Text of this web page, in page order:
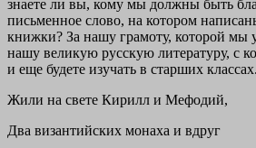
знаете ли вы, кому мы должны быть
письменное слово, на котором
книжки? За нашу грамоту, которой мы
нашу великую русскую литературу, с
и еще будете изучать в старших классах.
Жили на свете Кирилл и Мефодий,
Два византийских монаха и вдруг